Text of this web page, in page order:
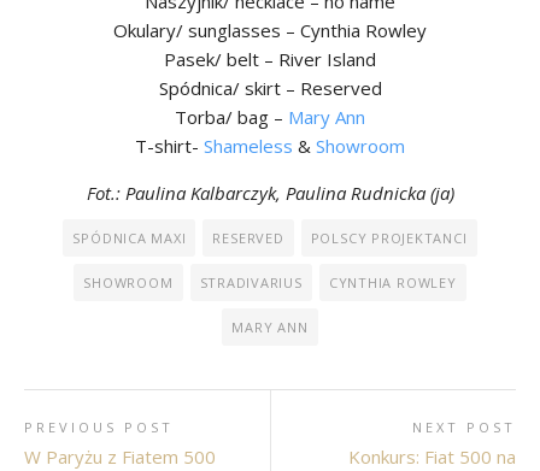
Okulary/ sunglasses – Cynthia Rowley
Pasek/ belt – River Island
Spódnica/ skirt – Reserved
Torba/ bag – Mary Ann
T-shirt- Shameless & Showroom
Fot.: Paulina Kalbarczyk, Paulina Rudnicka (ja)
SPÓDNICA MAXI RESERVED POLSCY PROJEKTANCI
SHOWROOM STRADIVARIUS CYNTHIA ROWLEY
MARY ANN
PREVIOUS POST
W Paryżu z Fiatem 500
NEXT POST
Konkurs: Fiat 500 na